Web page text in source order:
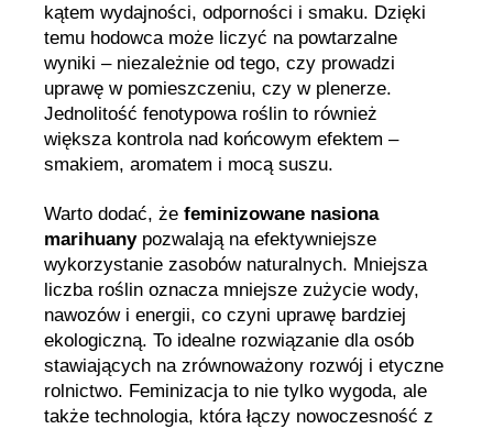
kątem wydajności, odporności i smaku. Dzięki
temu hodowca może liczyć na powtarzalne
wyniki – niezależnie od tego, czy prowadzi
uprawę w pomieszczeniu, czy w plenerze.
Jednolitość fenotypowa roślin to również
większa kontrola nad końcowym efektem –
smakiem, aromatem i mocą suszu.
Warto dodać, że feminizowane nasiona
marihuanypozwalają na efektywniejsze
wykorzystanie zasobów naturalnych. Mniejsza
liczba roślin oznacza mniejsze zużycie wody,
nawozów i energii, co czyni uprawę bardziej
ekologiczną. To idealne rozwiązanie dla osób
stawiających na zrównoważony rozwój i etyczne
rolnictwo. Feminizacja to nie tylko wygoda, ale
także technologia, która łączy nowoczesność z